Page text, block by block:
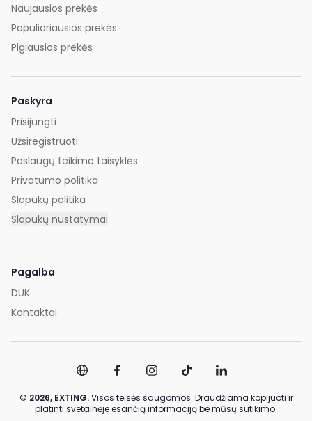
Naujausios prekės
Populiariausios prekės
Pigiausios prekės
Paskyra
Prisijungti
Užsiregistruoti
Paslaugų teikimo taisyklės
Privatumo politika
Slapukų politika
Slapukų nustatymai
Pagalba
DUK
Kontaktai
© 2026, EXTING.Visos teisės saugomos. Draudžiama kopijuoti ir
platinti svetainėje esančią informaciją be mūsų sutikimo.